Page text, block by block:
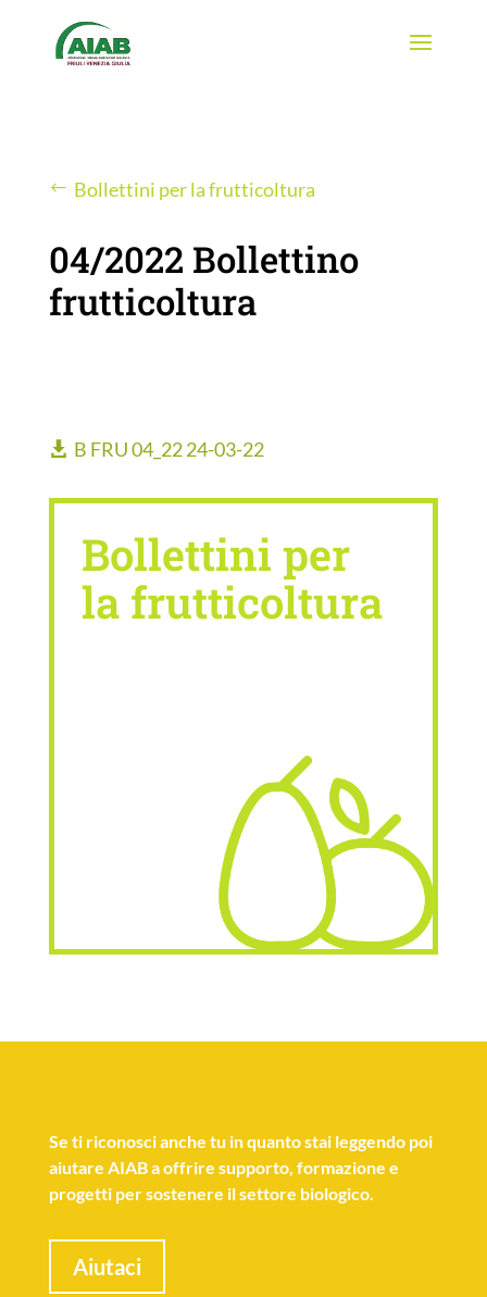
Bollettini per la frutticoltura
04/2022 Bollettino
frutticoltura
B FRU 04_22 24-03-22
Bollettini per
la frutticoltura
Se ti riconosci anche tu in quanto stai leggendo poi
aiutare AIAB a offrire supporto, formazione e
progetti per sostenere il settore biologico.
Aiutaci